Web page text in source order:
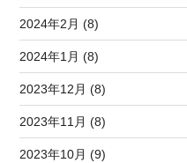
2024年2月 (8)
2024年1月 (8)
2023年12月 (8)
2023年11月 (8)
2023年10月 (9)